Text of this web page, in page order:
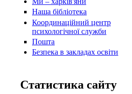
Наша бібліотека
Координаційний центр
психологічної служби
Пошта
Безпека в закладах освіти
Статистика сайту